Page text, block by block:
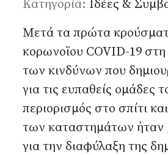
Λεπτομέρειες
Κατηγορία: Ιδέες &
Μετά τα πρώτα
κορωνοϊου COVID-19
των κινδύνων που
για τις ευπαθείς ομάδες
περιορισμός στο σπίτι
των καταστημάτων ήταν
για την διαφύλαξη της